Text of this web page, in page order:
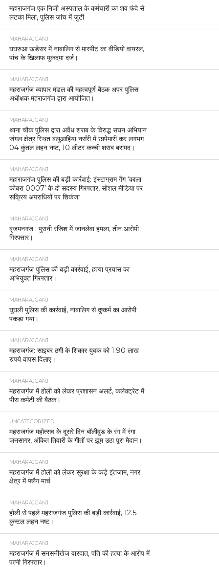
महाराजगंज एक निजी अस्पताल के कर्मचारी का शव फंदे से
लटका मिला, पुलिस जांच में जुटी
MAHARAJGANJ
घघरुआ खड़ेसर में नाबालिग से मारपीट का वीडियो वायरल,
पांच के खिलाफ मुकदमा दर्ज।
MAHARAJGANJ
महराजगंज व्यापार मंडल की महत्वपूर्ण बैठक अपर पुलिस
अधीक्षक महराजगंज द्वारा आयोजित।
MAHARAJGANJ
थाना चौक पुलिस द्वारा अवैध शराब के विरुद्ध सघन अभियान
जंगल क्षेत्र स्थित बलुआहिया नर्सरी में छापेमारी कर लगभग
04 कुंतल लहन नष्ट, 10 लीटर कच्ची शराब बरामद।
MAHARAJGANJ
महाराजगंज पुलिस की बड़ी कार्रवाई: इंस्टाग्राम गैंग ‘काला
कोबरा 0007’ के दो सदस्य गिरफ्तार, सोशल मीडिया पर
सक्रिय अपराधियों पर शिकंजा
MAHARAJGANJ
बृजमनगंज : पुरानी रंजिश में जानलेवा हमला, तीन आरोपी
गिरफ्तार।
MAHARAJGANJ
महराजगंज पुलिस की बड़ी कार्रवाई, हत्या प्रयास का
अभियुक्त गिरफ्तार।
MAHARAJGANJ
घुघली पुलिस की कार्रवाई, नाबालिग से दुष्कर्म का आरोपी
पकड़ा गया।
MAHARAJGANJ
महराजगंज: साइबर ठगी के शिकार युवक को 1.90 लाख
रुपये वापस दिलाए।
MAHARAJGANJ
महराजगंज में होली को लेकर प्रशासन अलर्ट, कलेक्ट्रेट में
पीस कमेटी की बैठक।
UNCATEGORIZED
महराजगंज महोत्सव के दूसरे दिन बॉलीवुड के रंग में रंगा
जनसागर, अंकित तिवारी के गीतों पर झूम उठा पूरा मैदान।
MAHARAJGANJ
महराजगंज में होली को लेकर सुरक्षा के कड़े इंतजाम, नगर
क्षेत्र में फ्लैग मार्च
MAHARAJGANJ
होली से पहले महराजगंज पुलिस की बड़ी कार्रवाई, 12.5
कुन्टल लहन नष्ट।
MAHARAJGANJ
महराजगंज में सनसनीखेज वारदात, पति की हत्या के आरोप में
पत्नी गिरफ्तार।